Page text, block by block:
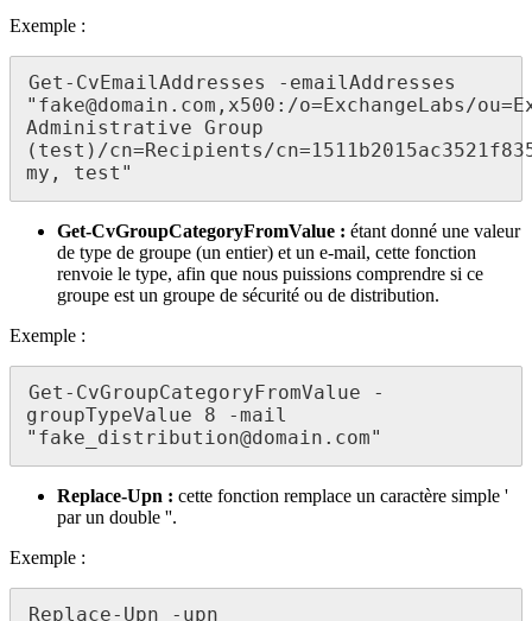
Exemple :
Get-CvEmailAddresses -emailAddresses
"fake@domain.com,x500:/o=ExchangeLabs/
Administrative Group
(test)/cn=Recipients/
my, test"
Get-CvGroupCategoryFromValue : étant donné une valeur
de type de groupe (un entier) et un e-mail, cette fonction
renvoie le type, afin que nous puissions comprendre si ce
groupe est un groupe de sécurité ou de distribution.
Exemple :
Get-CvGroupCategoryFromValue -
groupTypeValue 8 -mail
"fake_distribution@domain.com"
Replace-Upn : cette fonction remplace un caractère simple '
par un double ''.
Exemple :
Replace-Upn -upn